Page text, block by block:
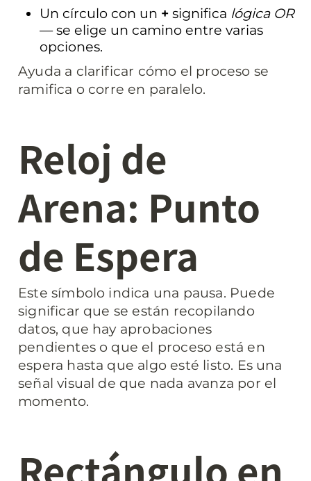
Un círculo con un + significa lógica OR
— se elige un camino entre varias
opciones.
Ayuda a clarificar cómo el proceso se
ramifica o corre en paralelo.
Reloj de
Arena: Punto
de Espera
Este símbolo indica una pausa. Puede
significar que se están recopilando
datos, que hay aprobaciones
pendientes o que el proceso está en
espera hasta que algo esté listo. Es una
señal visual de que nada avanza por el
momento.
Rectángulo en